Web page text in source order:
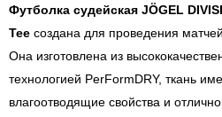
Футболка судейская JÖGEL
Tee создана для проведения
Она изготовлена из
технологией PerFormDRY, ткань
влагоотводящие свойства и